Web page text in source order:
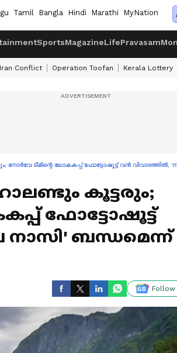
Tamil Bangla Hindi Marathi MyNation
SportsMagazineLifePravasam
Conflict Operation Toofan Kerala Lottery
നോർവേ ടീമിന്റെ ലോകകപ്പ് ഫോട്ടോഷൂട്ട് വൻ വിവാദത്തിൽ,
കൂട്ടരും;
ഫോട്ടോഷൂട്ട്
നാസി' ബന്ധമെന്ന്
Follow